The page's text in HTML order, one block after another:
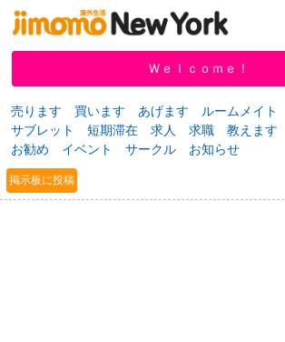
新規登録
掲示板 教えて！
Ｗｅｌｃｏｍｅ！
売ります 買います あげます ルームメイト
サブレット
短期滞在 求人 求職 教えます
お勧め
イベント サークル お知らせ
掲示板に投稿